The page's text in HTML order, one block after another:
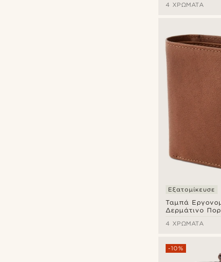
4 ΧΡΏΜΑΤΑ
Ταμπά
Δερμάτινο
Εξατομίκευσε
4 ΧΡΏΜΑΤΑ
-10%